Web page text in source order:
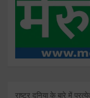
राष्ट्र दुनिया के बारे में